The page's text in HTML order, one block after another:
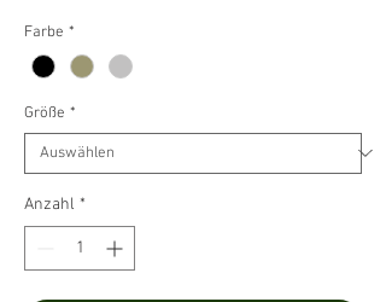
Farbe *
Größe *
Anzahl *